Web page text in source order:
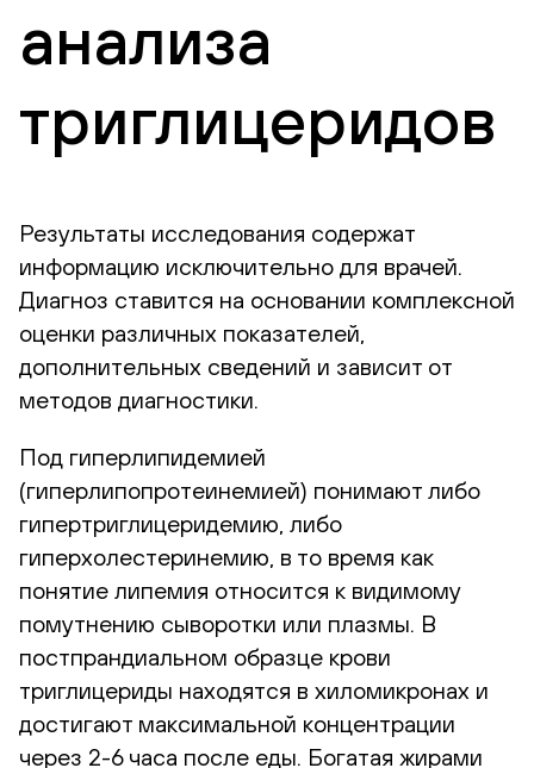
анализа
триглицеридов
Результаты исследования содержат
информацию исключительно для врачей.
Диагноз ставится на основании комплексной
оценки различных показателей,
дополнительных сведений и зависит от
методов диагностики.
Под гиперлипидемией
(гиперлипопротеинемией) понимают либо
гипертриглицеридемию, либо
гиперхолестеринемию, в то время как
понятие липемия относится к видимому
помутнению сыворотки или плазмы. В
постпрандиальном образце крови
триглицериды находятся в хиломикронах и
достигают максимальной концентрации
через 2-6 часа после еды. Богатая жирами